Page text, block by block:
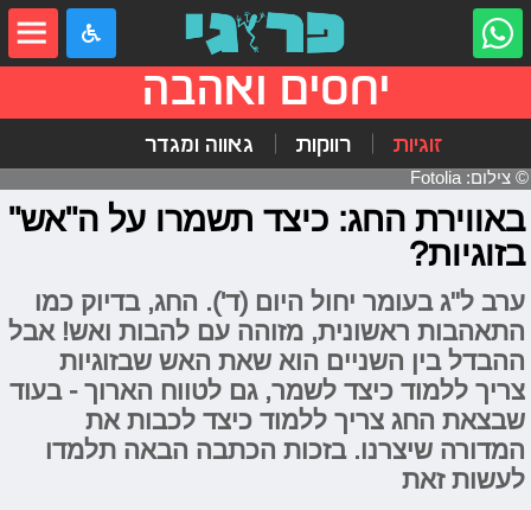
יחסים ואהבה
זוגיות רווקות גאווה ומגדר
© צילום: Fotolia
באווירת החג: כיצד תשמרו על ה"אש"
בזוגיות?
ערב ל"ג בעומר יחול היום (ד'). החג, בדיוק כמו
התאהבות ראשונית, מזוהה עם להבות ואש! אבל
ההבדל בין השניים הוא שאת האש שבזוגיות
צריך ללמוד כיצד לשמר, גם לטווח הארוך - בעוד
שבצאת החג צריך ללמוד כיצד לכבות את
המדורה שיצרנו. בזכות הכתבה הבאה תלמדו
לעשות זאת